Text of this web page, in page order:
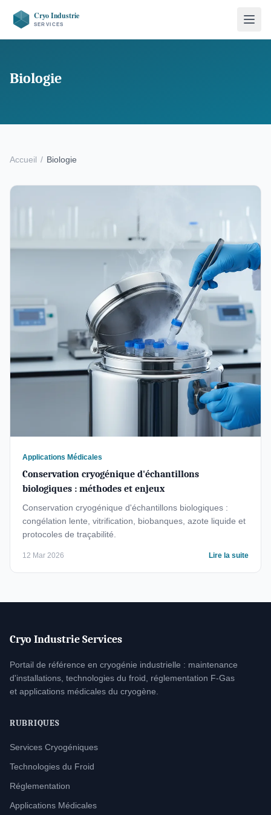
Biologie
Accueil / Biologie
Applications Médicales
Conservation cryogénique d'échantillons
biologiques : méthodes et enjeux
Conservation cryogénique d'échantillons biologiques :
congélation lente, vitrification, biobanques, azote liquide et
protocoles de traçabilité.
12 Mar 2026 Lire la suite
Cryo Industrie Services
Portail de référence en cryogénie industrielle : maintenance
d'installations, technologies du froid, réglementation F-Gas
et applications médicales du cryogène.
RUBRIQUES
Services Cryogéniques
Technologies du Froid
Réglementation
Applications Médicales